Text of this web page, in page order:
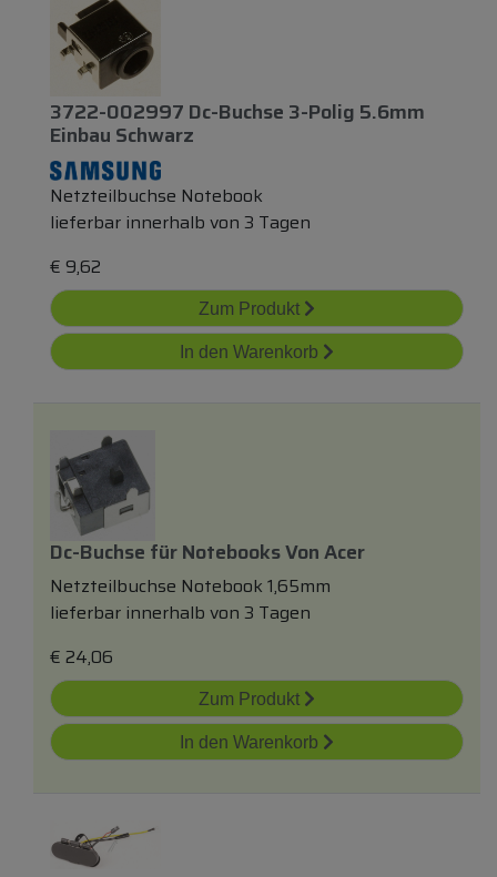
3722-002997 Dc-Buchse 3-Polig 5.6mm
Einbau Schwarz
Netzteilbuchse Notebook
lieferbar innerhalb von 3 Tagen
€ 9,62
Zum Produkt
In den Warenkorb
Dc-Buchse fürNotebooks Von Acer
Netzteilbuchse Notebook 1,65mm
lieferbar innerhalb von 3 Tagen
€ 24,06
Zum Produkt
In den Warenkorb